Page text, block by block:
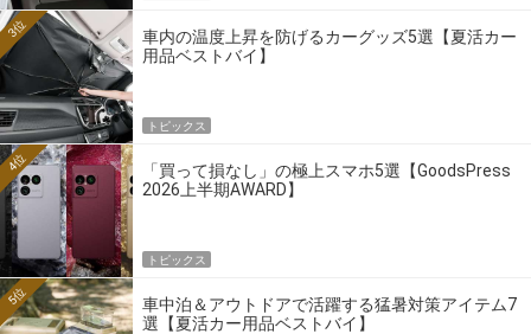
車内の温度上昇を防げるカーグッズ5選【夏活カー
用品ベストバイ】
3位
トピックス
「買って損なし」の極上スマホ5選【GoodsPress
2026上半期AWARD】
4位
トピックス
車中泊＆アウトドアで活躍する猛暑対策アイテム7
選【夏活カー用品ベストバイ】
5位